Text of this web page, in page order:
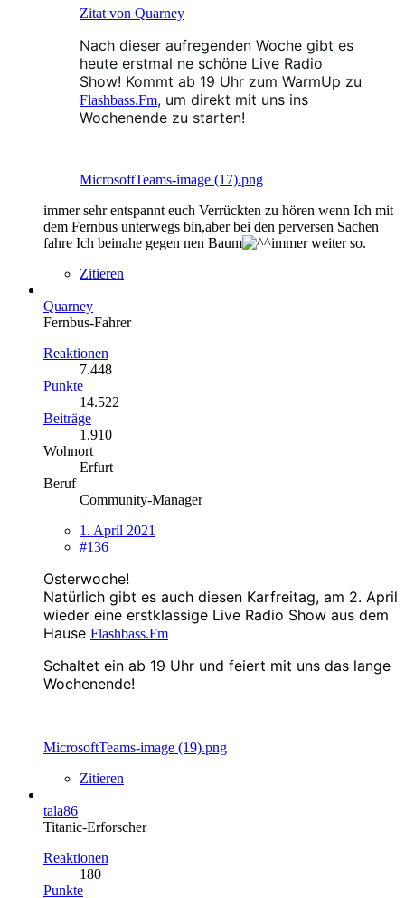
Zitat von Quarney
Nach dieser aufregenden Woche gibt es
heute erstmal ne schöne Live Radio
Show! Kommt ab 19 Uhr zum WarmUp zu
Flashbass.Fm, um direkt mit uns ins
Wochenende zu starten!
MicrosoftTeams-image (17).png
immer sehr entspannt euch Verrückten zu hören wenn Ich mit
dem Fernbus unterwegs bin,aber bei den perversen Sachen
fahre Ich beinahe gegen nen Baum
immer weiter so.
Zitieren
Quarney
Fernbus-Fahrer
Reaktionen
7.448
Punkte
14.522
Beiträge
1.910
Wohnort
Erfurt
Beruf
Community-Manager
1. April 2021
#136
Osterwoche!
Natürlich gibt es auch diesen Karfreitag, am 2. April
wieder eine erstklassige Live Radio Show aus dem
Hause Flashbass.Fm
Schaltet ein ab 19 Uhr und feiert mit uns das lange
Wochenende!
MicrosoftTeams-image (19).png
Zitieren
tala86
Titanic-Erforscher
Reaktionen
180
Punkte